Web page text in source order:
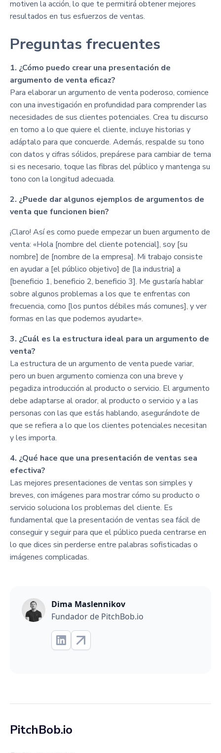
motiven la acción, lo que te permitirá obtener mejores
resultados en tus esfuerzos de ventas.
Preguntas frecuentes
1. ¿Cómo puedo crear una presentación de
argumento de venta eficaz?
Para elaborar un argumento de venta poderoso, comience
con una investigación en profundidad para comprender las
necesidades de sus clientes potenciales. Crea tu discurso
en torno a lo que quiere el cliente, incluye historias y
adáptalo para que concuerde. Además, respalde su tono
con datos y cifras sólidos, prepárese para cambiar de tema
si es necesario, toque las fibras del público y mantenga su
tono con la longitud adecuada.
2. ¿Puede dar algunos ejemplos de argumentos de
venta que funcionen bien?
¡Claro! Así es como puede empezar un buen argumento de
venta: «Hola [nombre del cliente potencial], soy [su
nombre] de [nombre de la empresa]. Mi trabajo consiste
en ayudar a [el público objetivo] de [la industria] a
[beneficio 1, beneficio 2, beneficio 3]. Me gustaría hablar
sobre algunos problemas a los que te enfrentas con
frecuencia, como [los puntos débiles más comunes], y ver
formas en las que podemos ayudarte».
3. ¿Cuál es la estructura ideal para un argumento de
venta?
La estructura de un argumento de venta puede variar,
pero un buen argumento comienza con una breve y
pegadiza introducción al producto o servicio. El argumento
debe adaptarse al orador, al producto o servicio y a las
personas con las que estás hablando, asegurándote de
que se refiera a lo que los clientes potenciales necesitan
y les importa.
4. ¿Qué hace que una presentación de ventas sea
efectiva?
Las mejores presentaciones de ventas son simples y
breves, con imágenes para mostrar cómo su producto o
servicio soluciona los problemas del cliente. Es
fundamental que la presentación de ventas sea fácil de
conseguir y seguir para que el público pueda centrarse en
lo que dices sin perderse entre palabras sofisticadas o
imágenes complicadas.
Dima Maslennikov
Fundador de PitchBob.io
PitchBob.io